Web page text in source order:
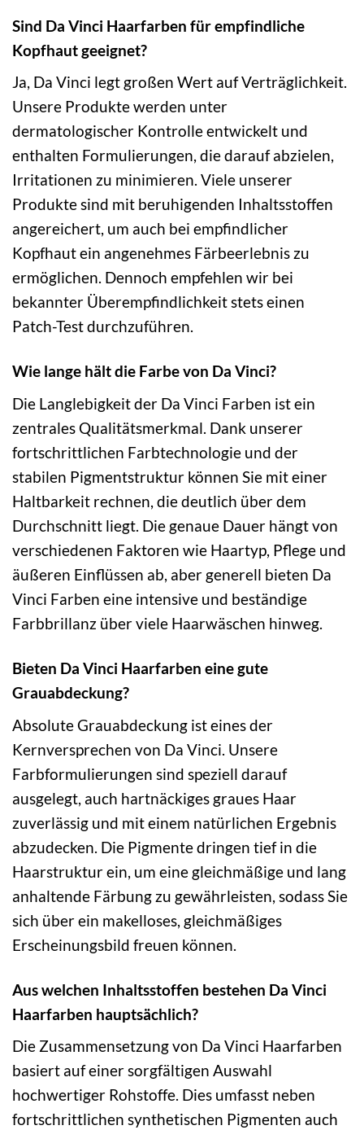
Sind Da Vinci Haarfarben für empfindliche
Kopfhaut geeignet?
Ja, Da Vinci legt großen Wert auf Verträglichkeit.
Unsere Produkte werden unter
dermatologischer Kontrolle entwickelt und
enthalten Formulierungen, die darauf abzielen,
Irritationen zu minimieren. Viele unserer
Produkte sind mit beruhigenden Inhaltsstoffen
angereichert, um auch bei empfindlicher
Kopfhaut ein angenehmes Färbeerlebnis zu
ermöglichen. Dennoch empfehlen wir bei
bekannter Überempfindlichkeit stets einen
Patch-Test durchzuführen.
Wie lange hält die Farbe von Da Vinci?
Die Langlebigkeit der Da Vinci Farben ist ein
zentrales Qualitätsmerkmal. Dank unserer
fortschrittlichen Farbtechnologie und der
stabilen Pigmentstruktur können Sie mit einer
Haltbarkeit rechnen, die deutlich über dem
Durchschnitt liegt. Die genaue Dauer hängt von
verschiedenen Faktoren wie Haartyp, Pflege und
äußeren Einflüssen ab, aber generell bieten Da
Vinci Farben eine intensive und beständige
Farbbrillanz über viele Haarwäschen hinweg.
Bieten Da Vinci Haarfarben eine gute
Grauabdeckung?
Absolute Grauabdeckung ist eines der
Kernversprechen von Da Vinci. Unsere
Farbformulierungen sind speziell darauf
ausgelegt, auch hartnäckiges graues Haar
zuverlässig und mit einem natürlichen Ergebnis
abzudecken. Die Pigmente dringen tief in die
Haarstruktur ein, um eine gleichmäßige und lang
anhaltende Färbung zu gewährleisten, sodass Sie
sich über ein makelloses, gleichmäßiges
Erscheinungsbild freuen können.
Aus welchen Inhaltsstoffen bestehen Da Vinci
Haarfarben hauptsächlich?
Die Zusammensetzung von Da Vinci Haarfarben
basiert auf einer sorgfältigen Auswahl
hochwertiger Rohstoffe. Dies umfasst neben
fortschrittlichen synthetischen Pigmenten auch